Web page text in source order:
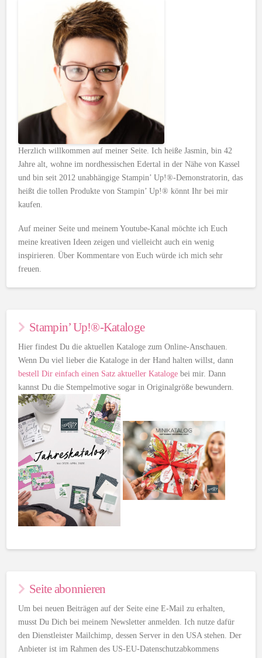
Herzlich willkommen auf meiner Seite. Ich heiße Jasmin, bin 42
Jahre alt, wohne im nordhessischen Edertal in der Nähe von Kassel
und bin seit 2012 unabhängige Stampin’ Up!®-Demonstratorin, das
heißt die tollen Produkte von Stampin’ Up!® könnt Ihr bei mir
kaufen.
Auf meiner Seite und meinem Youtube-Kanal möchte ich Euch
meine kreativen Ideen zeigen und vielleicht auch ein wenig
inspirieren. Über Kommentare von Euch würde ich mich sehr
freuen.
Stampin’ Up!®-Kataloge
Hier findest Du die aktuellen Kataloge zum Online-Anschauen.
Wenn Du viel lieber die Kataloge in der Hand halten willst, dann
bestell Dir einfach einen Satz aktueller Kataloge bei mir. Dann
kannst Du die Stempelmotive sogar in Originalgröße bewundern.
Seite abonnieren
Um bei neuen Beiträgen auf der Seite eine E-Mail zu erhalten,
musst Du Dich bei meinem Newsletter anmelden. Ich nutze dafür
den Dienstleister Mailchimp, dessen Server in den USA stehen. Der
Anbieter ist im Rahmen des US-EU-Datenschutzabkommens